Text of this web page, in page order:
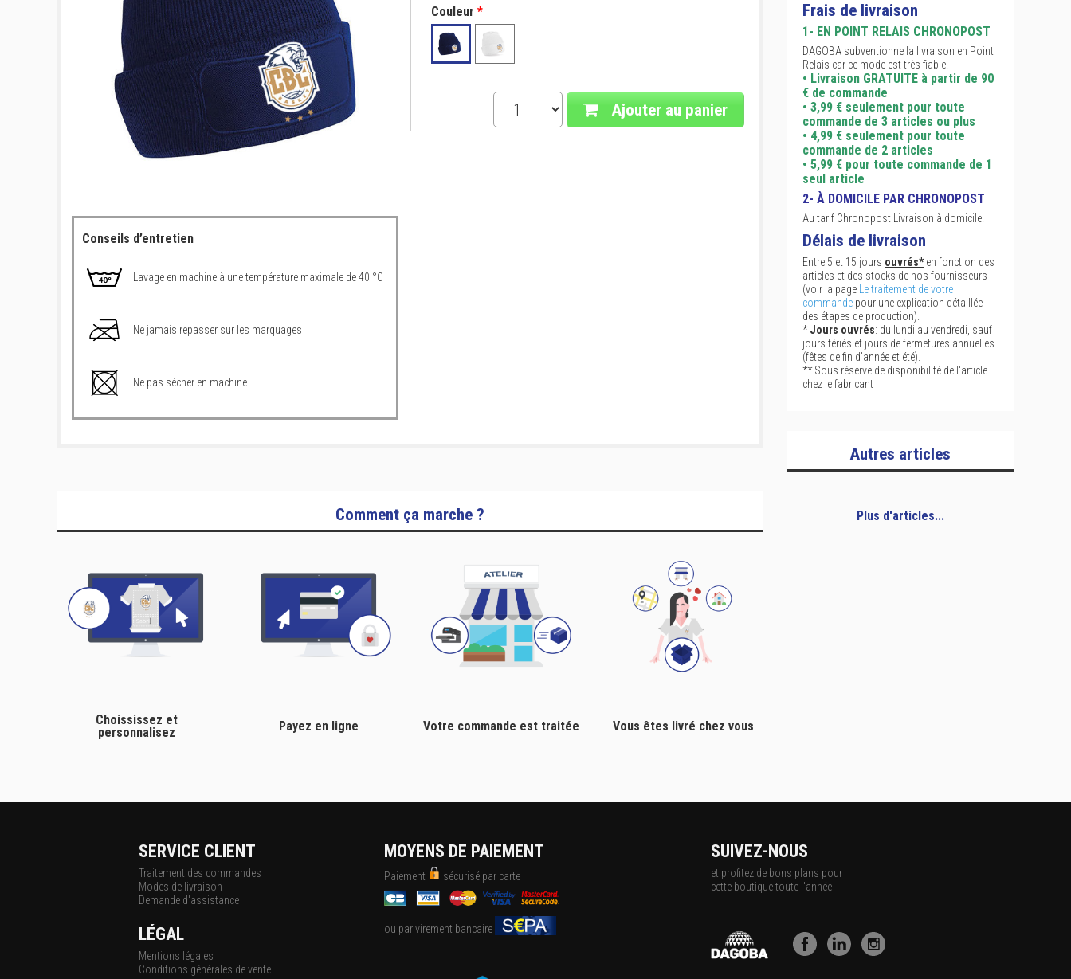
Conseils d’entretien
Lavage en machine à une température maximale de 40 °C
Ne jamais repasser sur les marquages
Ne pas sécher en machine
Couleur *
Ajouter au panier
Comment ça marche ?
Choississez et
personnalisez
Payez en ligne Votre commande est traitée Vous êtes livré chez vous
Frais de livraison
1- EN POINT RELAIS CHRONOPOST
DAGOBA subventionne la livraison en Point
Relais car ce mode est très fiable.
• Livraison GRATUITE à partir de 90
€ de commande
• 3,99 € seulement pour toute
commande de 3 articles ou plus
• 4,99 € seulement pour toute
commande de 2 articles
• 5,99 € pour toute commande de 1
seul article
2- À DOMICILE PAR CHRONOPOST
Au tarif Chronopost Livraison à domicile.
Délais de livraison
Entre 5 et 15 jours ouvrés*en fonction des
articles et des stocks de nos fournisseurs
(voir la page
Le traitement de votre
commande pour une explication détaillée
des étapes de production).
*Jours ouvrés: du lundi au vendredi, sauf
jours fériés et jours de fermetures annuelles
(fêtes de fin d'année et été).
** Sous réserve de disponibilité de l'article
chez le fabricant
Autres articles
Plus d'articles...
SERVICE CLIENT
Traitement des commandes
Modes de livraison
Demande d'assistance
LÉGAL
Mentions légales
Conditions générales de vente
MOYENS DE PAIEMENT
Paiement sécurisé par carte
ou par virement bancaire
SUIVEZ-NOUS
et profitez de bons plans pour
cette boutique toute l'année